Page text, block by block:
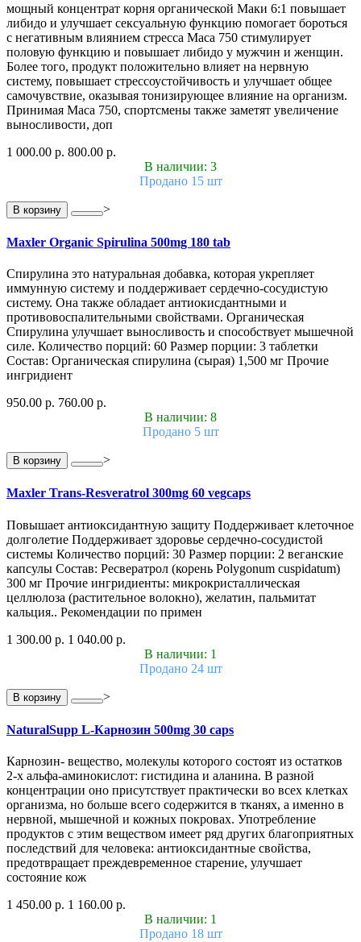
мощный концентрат корня органической Маки 6:1 повышает
либидо и улучшает сексуальную функцию помогает бороться
с негативным влиянием стресса Маcа 750 стимулирует
половую функцию и повышает либидо у мужчин и женщин.
Более того, продукт положительно влияет на нервную
систему, повышает стрессоустойчивость и улучшает общее
самочувствие, оказывая тонизирующее влияние на организм.
Принимая Маcа 750, спортсмены также заметят увеличение
выносливости, доп
1 000.00 р. 800.00 р.
В наличии: 3
Продано 15 шт
В корзину >
Maxler Organic Spirulina 500mg 180 tab
Спирулина это натуральная добавка, которая укрепляет
иммунную систему и поддерживает сердечно-сосудистую
систему. Она также обладает антиокисдантными и
противовоспалительными свойствами. Органическая
Спирулина улучшает выносливость и способствует мышечной
силе. Количество порций: 60 Размер порции: 3 таблетки
Состав: Органическая спирулина (сырая) 1,500 мг Прочие
ингридиент
950.00 р. 760.00 р.
В наличии: 8
Продано 5 шт
В корзину >
Maxler Trans-Resveratrol 300mg 60 vegcaps
Повышает антиоксидантную защиту Поддерживает клеточное
долголетие Поддерживает здоровье сердечно-сосудистой
системы Количество порций: 30 Размер порции: 2 веганские
капсулы Состав: Ресвератрол (корень Polygonum cuspidatum)
300 мг Прочие ингридиенты: микрокристаллическая
целлюлоза (растительное волокно), желатин, пальмитат
кальция.. Рекомендации по примен
1 300.00 р. 1 040.00 р.
В наличии: 1
Продано 24 шт
В корзину >
NaturalSupp L-Карнозин 500mg 30 caps
Карнозин- вещество, молекулы которого состоят из остатков
2-х альфа-аминокислот: гистидина и аланина. В разной
концентрации оно присутствует практически во всех клетках
организма, но больше всего содержится в тканях, а именно в
нервной, мышечной и кожных покровах. Употребление
продуктов с этим веществом имеет ряд других благоприятных
последствий для человека: антиоксидантные свойства,
предотвращает преждевременное старение, улучшает
состояние кож
1 450.00 р. 1 160.00 р.
В наличии: 1
Продано 18 шт